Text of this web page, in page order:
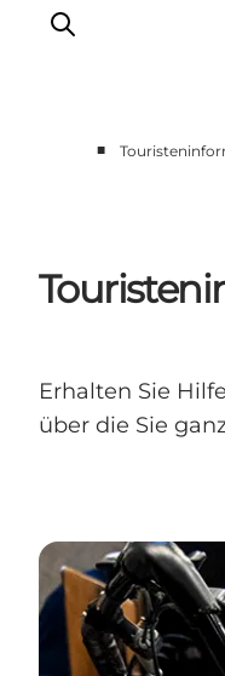
Events
Essen
Reise planen
■
Erhalten Sie
über die Sie